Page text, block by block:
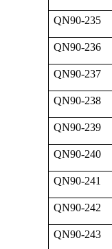
QN90-235
QN90-236
QN90-237
QN90-238
QN90-239
QN90-240
QN90-241
QN90-242
QN90-243